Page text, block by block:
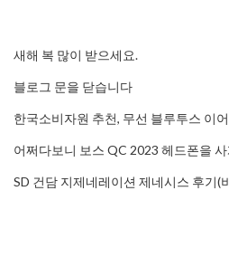
새해 복 많이 받으세요.
블로그 문을 닫습니다
한국소비자원 추천, 무선 블루투스 이
어쩌다보니 보스 QC 2023 헤드폰을
SD 건담 지제네레이션 제네시스 후기(